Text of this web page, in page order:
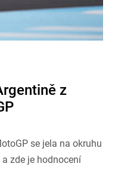
z
se jela na okruhu
zde je hodnocení